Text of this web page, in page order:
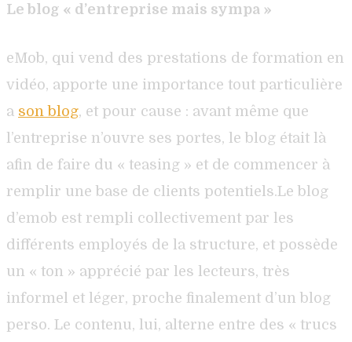
Le blog « d’entreprise mais sympa »
eMob, qui vend des prestations de formation en
vidéo, apporte une importance tout particulière
a son blog, et pour cause : avant même que
l’entreprise n’ouvre ses portes, le blog était là
afin de faire du « teasing » et de commencer à
remplir une base de clients potentiels.Le blog
d’emob est rempli collectivement par les
différents employés de la structure, et possède
un « ton » apprécié par les lecteurs, très
informel et léger, proche finalement d’un blog
perso. Le contenu, lui, alterne entre des « trucs